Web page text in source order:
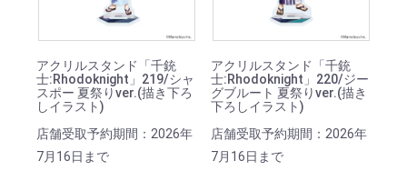
アクリルスタンド「千銃
士:Rhodoknight」219/シャ
スポー 夏祭りver.(描き下ろ
しイラスト)
店舗受取予約期間：2026年
7月16日まで
アクリルスタンド「千銃
士:Rhodoknight」220/ジー
グブルート 夏祭りver.(描き
下ろしイラスト)
店舗受取予約期間：2026年
7月16日まで